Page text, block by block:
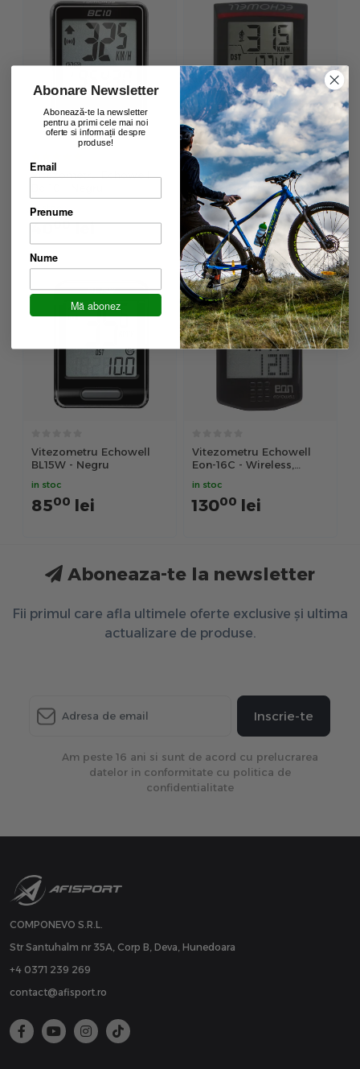
Vitezometru Echowell
in stoc
4000 lei
Vitezometru Echowell
U4W - Negru
in stoc
5000 lei
Vitezometru Echowell
BL15W - Negru
in stoc
8500 lei
Vitezometru Echowell
Eon-16C - Wireless,
in stoc
13000 lei
Aboneaza-te la newsletter
Fii primul care afla ultimele oferte exclusive și ultima
actualizare de produse.
Inscrie-te
Am peste 16 ani si sunt de acord cu prelucrarea
datelor in conformitate cu politica de
confidentialitate
COMPONEVO S.R.L.
Str Santuhalm nr 35A, Corp B, Deva, Hunedoara
+4 0371 239 269
contact@afisport.ro
Abonare Newsletter
Abonează-te la newsletter
pentru a primi cele mai noi
oferte si informații despre
produse!
Email
Prenume
Nume
Mă abonez